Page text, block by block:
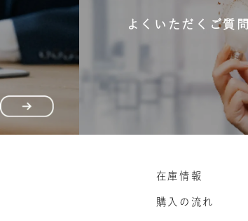
よくいただくご質問
在庫情報
購入の流れ